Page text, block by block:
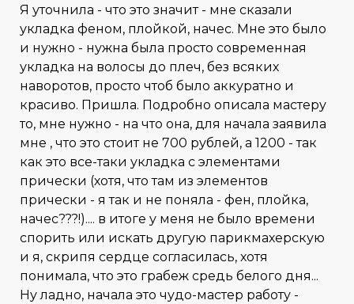
Я уточнила - что это значит - мне сказали
укладка феном, плойкой, начес. Мне это было
и нужно - нужна была просто современная
укладка на волосы до плеч, без всяких
наворотов, просто чтоб было аккуратно и
красиво. Пришла. Подробно описала мастеру
то, мне нужно - на что она, для начала заявила
мне , что это стоит не 700 рублей, а 1200 - так
как это все-таки укладка с элементами
прически (хотя, что там из элементов
прически - я так и не поняла - фен, плойка,
начес???!).... в итоге у меня не было времени
спорить или искать другую парикмахерскую
и я, скрипя сердце согласилась, хотя
понимала, что это грабеж средь белого дня...
Ну ладно, начала это чудо-мастер работу -